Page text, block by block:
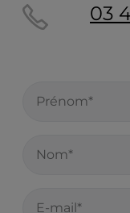
03